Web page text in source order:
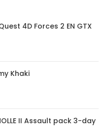
4D Forces 2 EN GTX
Khaki
II Assault pack 3-day